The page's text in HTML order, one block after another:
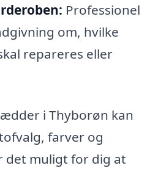
Professionel
om, hvilke
repareres eller
i Thyborøn kan
farver og
det muligt for dig at